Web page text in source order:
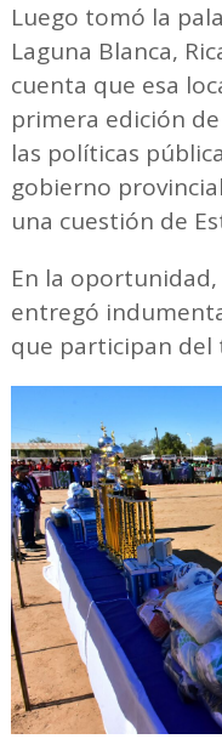
Luego tomó la
Laguna Blanca,
cuenta que esa
primera edición
las políticas
gobierno
una cuestión de
En la
entregó
que participan del